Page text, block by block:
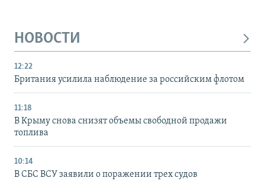
НОВОСТИ
12:22
Британия усилила наблюдение за российским флотом
11:18
В Крыму снова снизят объемы свободной продажи
топлива
10:14
В СБС ВСУ заявили о поражении трех судов